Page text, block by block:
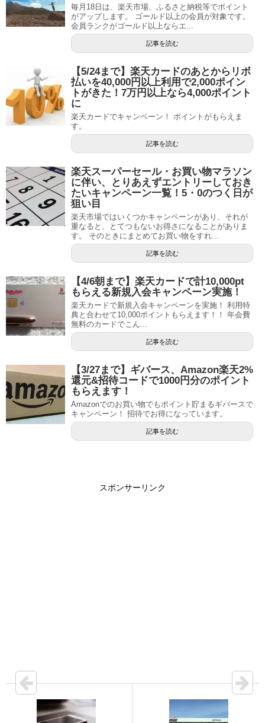
毎月18日は、楽天市場、ふるさと納税等でポイント
がアップします。 ゴールド以上の会員が対象です。
会員ランクがゴールド以上ならエ...
記事を読む
【5/24まで】楽天カードのあとからリボ
払いを40,000円以上利用で2,000ポイン
トがきた！7万円以上なら4,000ポイント
に
楽天カードでキャンペーン！ ポイントがもらえま
す。
記事を読む
楽天スーパーセール・お買い物マラソン
に伴い、とりあえずエントリーしておき
たいキャンペーン一覧！5・0のつく日が
狙い目
楽天市場ではいくつかキャンペーンがあり、それが
重なると、とてつもないお得さになることがありま
す。 そのときにまとめてお買い物をすれ...
記事を読む
【4/6朝まで】楽天カードで計10,000pt
もらえる新規入会キャンペーン実施！
楽天カードで新規入会キャンペーンを実施！ 利用特
典と合わせて10,000ポイントもらえます！！ 年会費
無料のカードでこん...
記事を読む
【3/27まで】ギバース、Amazon楽天2%
還元&招待コードで1000円分のポイント
もらえます！
Amazonでのお買い物でもポイント貯まるギバースで
キャンペーン！ 招待でお得になっています。
記事を読む
スポンサーリンク